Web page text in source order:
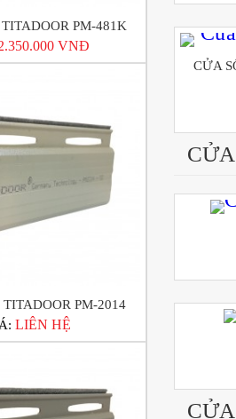
PM-481K
VNĐ
PM-2014
LIÊN HỆ
CỬA